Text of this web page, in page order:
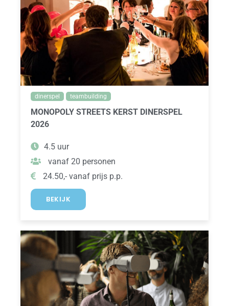
dinerspel teambuilding
MONOPOLY STREETS KERST DINERSPEL
2026
4.5 uur
vanaf 20 personen
24.50,- vanaf prijs p.p.
BEKIJK